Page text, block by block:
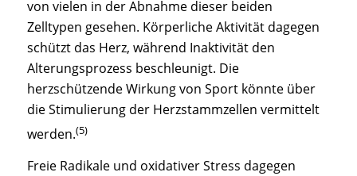
von vielen in der Abnahme dieser beiden
Zelltypen gesehen. Körperliche Aktivität dagegen
schützt das Herz, während Inaktivität den
Alterungsprozess beschleunigt. Die
herzschützende Wirkung von Sport könnte über
die Stimulierung der Herzstammzellen vermittelt
werden.(5)
Freie Radikale und oxidativer Stress dagegen